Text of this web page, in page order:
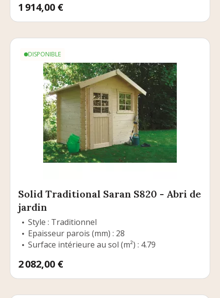
Prix
1 914,00 €
DISPONIBLE
Solid Traditional Saran S820 - Abri de
jardin
Style : Traditionnel
Epaisseur parois (mm) : 28
Surface intérieure au sol (m²) : 4.79
Prix
2 082,00 €